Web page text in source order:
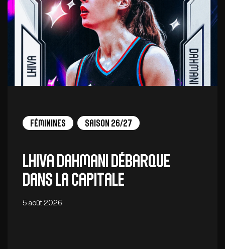
Féminines Saison 26/27
Lhiva Dahmani débarque
dans la capitale
5 août 2026